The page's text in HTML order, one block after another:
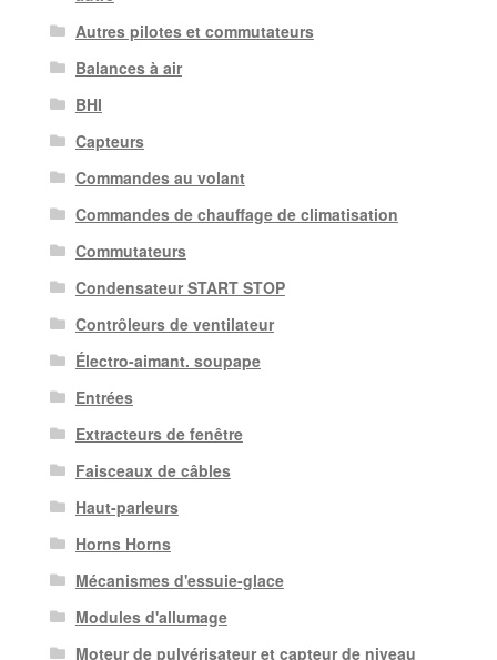
Autres pilotes et commutateurs
Balances à air
BHI
Capteurs
Commandes au volant
Commandes de chauffage de climatisation
Commutateurs
Condensateur START STOP
Contrôleurs de ventilateur
Électro-aimant. soupape
Entrées
Extracteurs de fenêtre
Faisceaux de câbles
Haut-parleurs
Horns Horns
Mécanismes d'essuie-glace
Modules d'allumage
Moteur de pulvérisateur et capteur de niveau